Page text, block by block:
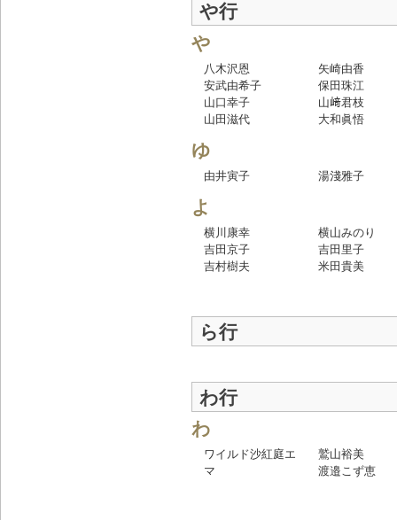
や行
や
八木沢恩
矢崎由香
安武由希子
保田珠江
山口幸子
山﨑君枝
山田滋代
大和眞悟
ゆ
由井寅子 湯淺雅子
よ
横川康幸
横山みのり
吉田京子
吉田里子
吉村樹夫
米田貴美
ら行
わ行
わ
ワイルド沙紅庭エ
マ
鷲山裕美
渡邉こず恵